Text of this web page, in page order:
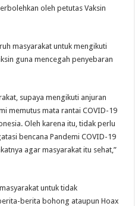
oleh petutas Vaksin
masyarakat untuk mengikuti
guna mencegah penyebaran
supaya mengikuti anjuran
memutus mata rantai COVID-19
Oleh karena itu, tidak perlu
bencana Pandemi COVID-19
agar masyarakat itu sehat,”
untuk tidak
berita bohong ataupun Hoax